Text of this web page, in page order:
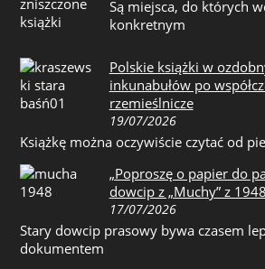
Są miejsca, do których
konkretnym
Polskie książki w
inkunabułów po
rzemieślnicze
19/07/2026
Książkę można oczywiście czytać od
„Poproszę o papier do
dowcip z „Muchy” z
17/07/2026
Stary dowcip prasowy bywa czasem
dokumentem